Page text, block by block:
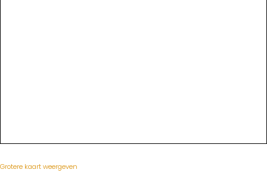
Grotere kaart weergeven